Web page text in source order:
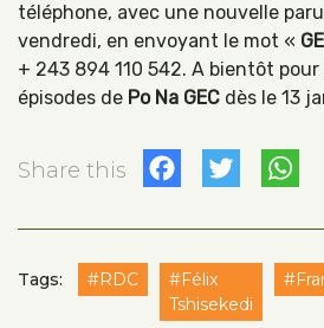
téléphone, avec une nouvelle
vendredi, en envoyant le mot «
+ 243 894 110 542. A bientôt
épisodes de Po Na GEC dès le 13
Share this
Tags: #RDC
#Félix
Tshisekedi